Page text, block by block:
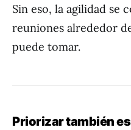
Sin eso, la agilidad se
reuniones alrededor
puede tomar.
Priorizar también